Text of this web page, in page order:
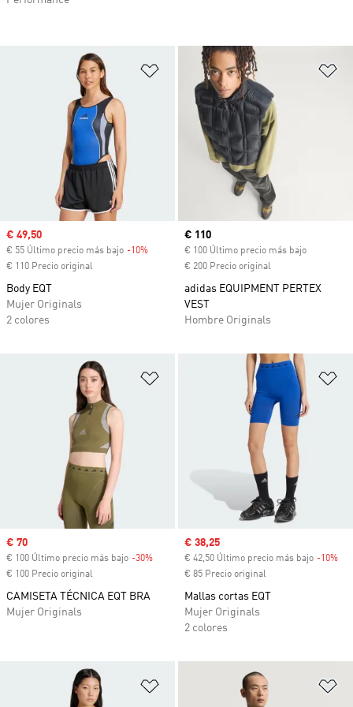
Añadir a la lista de deseos
Precio de venta
€ 49,50
€ 55 Último precio más bajo -10% Descuento
€ 110 Precio original
Body EQT
Mujer Originals
2 colores
Precio actual
€ 110
€ 100 Último precio más bajo
€ 200 Precio original
adidas EQUIPMENT PERTEX
VEST
Hombre Originals
Añadir a la lista de deseos
Precio de venta
€ 70
€ 100 Último precio más bajo -30% Descuento
€ 100 Precio original
CAMISETA TÉCNICA EQT BRA
Mujer Originals
Precio de venta
€ 38,25
€ 42,50 Último precio más bajo -10%
€ 85 Precio original
Mallas cortas EQT
Mujer Originals
2 colores
Añadir a la lista de deseos